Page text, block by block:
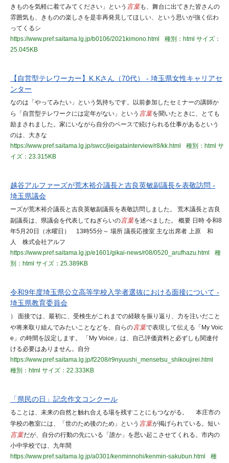
きものを気軽に着てみてください」という 言葉も、舞台に出てきた皆さんの
雰囲気も、きものの楽しさを是非再発見してほしい、という思いが強く伝わ
ってくるシ
https://www.pref.saitama.lg.jp/b0106/2021kimono.html
種別：html サイズ：
25.045KB
【自営型テレワーカー】K.Kさん（70代） - 埼玉県女性キャリアセ
ンター
なのは「やってみたい」という気持ちです。以前参加したセミナーの講師か
ら「自営型テレワークには定年がない」という 言葉を聞いたときに、とても
励まされました。家にいながら自分のペースで続けられる仕事があるという
のは、大きな
https://www.pref.saitama.lg.jp/swcc/jieigatainterview/r8/kk.html
種別：html サ
イズ：23.315KB
越谷アルファーズが荒木裕介議長と吉良英敏副議長を表敬訪問 -
埼玉県議会
ーズが荒木裕介議長と吉良英敏副議長を表敬訪問しました。 荒木議長と吉良
副議長は、県議会を代表してねぎらいの言葉を述べました。 概要 日時 令和8
年5月20日（水曜日） 13時55分～ 場所 議長応接室 主な出席者 上原 和
人 株式会社アルフ
https://www.pref.saitama.lg.jp/e1601/gikai-news/r08/0520_arufhazu.html
種
別：html サイズ：25.389KB
令和9年度埼玉県公立高等学校入学者選抜における面接について -
埼玉県教育委員会
） 面接では、最初に、受検生がこれまでの経験を振り返り、力を注いだこと
や将来取り組んでみたいことなどを、自らの言葉で表現して伝える「My Voic
e」の時間を設定します。 「My Voice」は、自己評価資料と必ずしも関連付
ける必要はありません。自分
https://www.pref.saitama.lg.jp/f2208/r9nyuushi_mensetsu_shikoujirei.html
種別：html サイズ：22.333KB
「県民の日」記念作文コンクール
ることは、未来の自然と触れ合える場を残すことにもつながる。 本庄市の
学校の教室には、「世のため後のため」という 言葉が掲げられている。短い
言葉だが、自分の行動の先にいる「誰か」を思い起こさせてくれる。市内の
小中学校では、九年間
https://www.pref.saitama.lg.jp/a0301/kenminnohi/kenmin-sakubun.html
種